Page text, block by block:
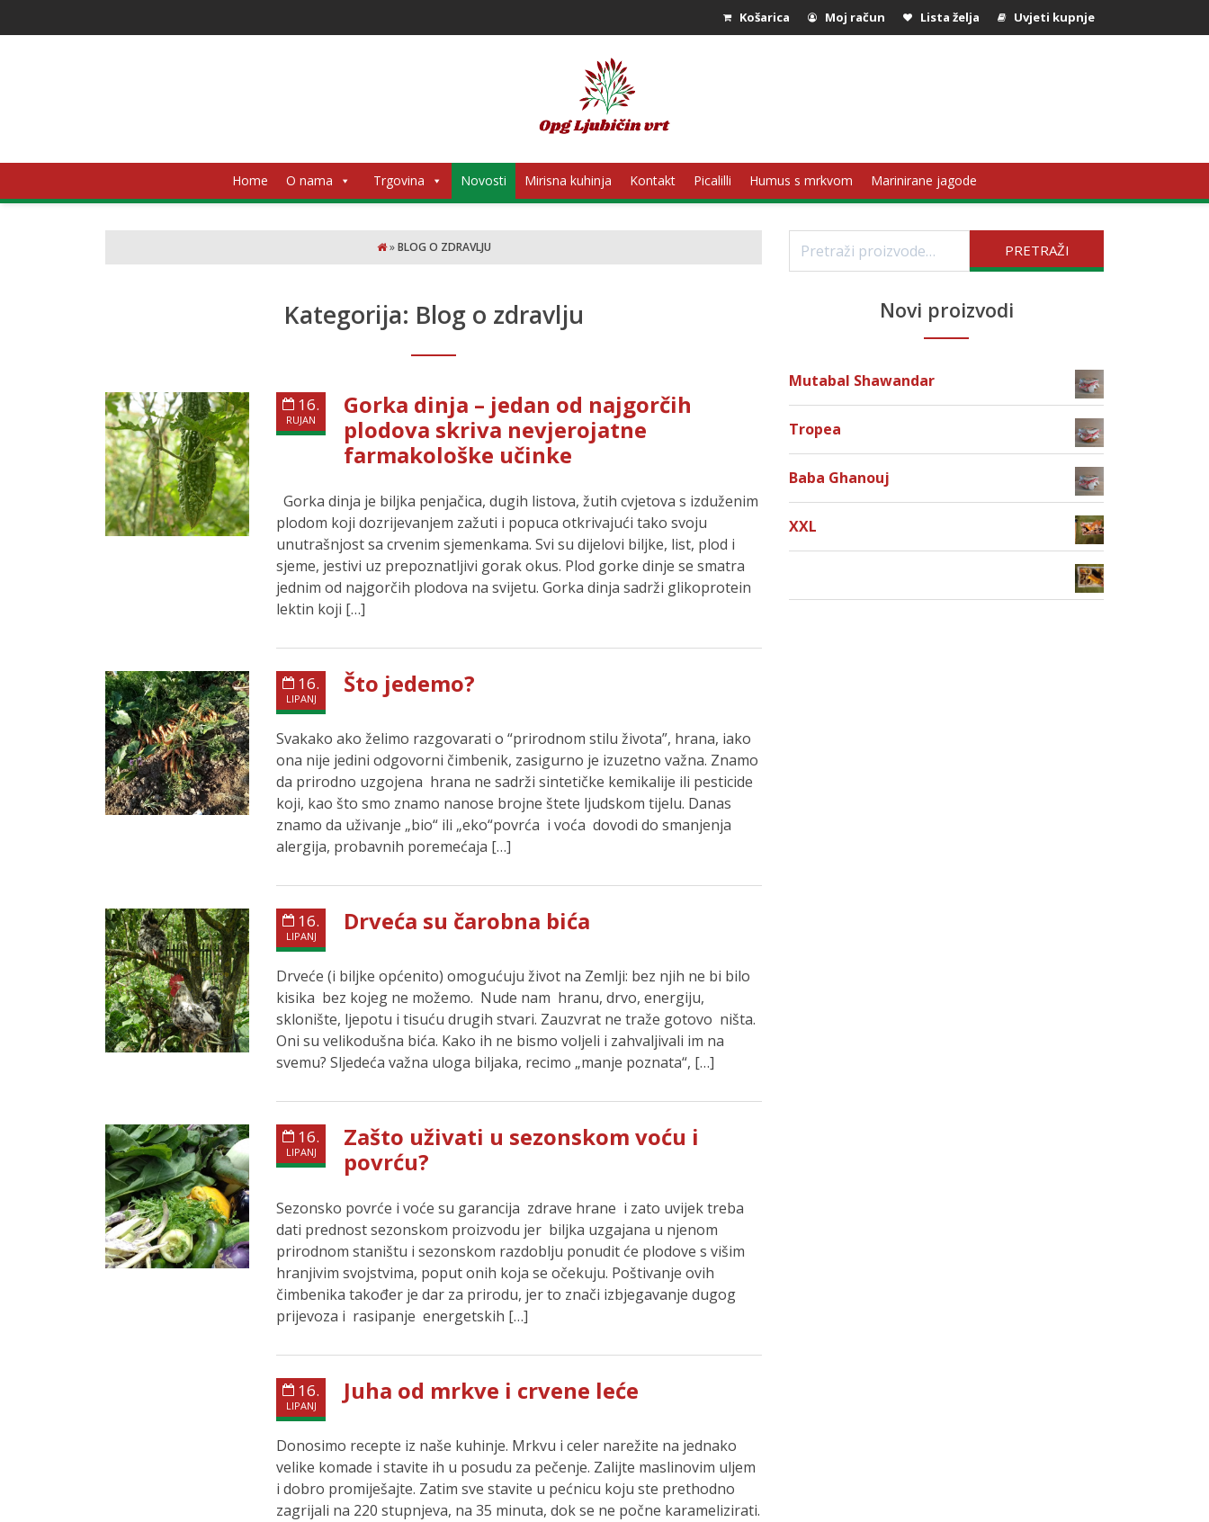
Košarica Moj račun Lista želja Uvjeti kupnje
Home O nama Trgovina Novosti Mirisna kuhinja Kontakt Picalilli Humus s mrkvom Marinirane jagode
»BLOG O ZDRAVLJU
Kategorija: Blog o zdravlju
Gorka dinja – jedan od najgorčih
plodova skriva nevjerojatne
farmakološke učinke
16.
RUJAN
Gorka dinja je biljka penjačica, dugih listova, žutih cvjetova s izduženim
plodom koji dozrijevanjem zažuti i popuca otkrivajući tako svoju
unutrašnjost sa crvenim sjemenkama. Svi su dijelovi biljke, list, plod i
sjeme, jestivi uz prepoznatljivi gorak okus. Plod gorke dinje se smatra
jednim od najgorčih plodova na svijetu. Gorka dinja sadrži glikoprotein
lektin koji […]
Što jedemo?
16.
LIPANJ
Svakako ako želimo razgovarati o “prirodnom stilu života”, hrana, iako
ona nije jedini odgovorni čimbenik, zasigurno je izuzetno važna. Znamo
da prirodno uzgojena hrana ne sadrži sintetičke kemikalije ili pesticide
koji, kao što smo znamo nanose brojne štete ljudskom tijelu. Danas
znamo da uživanje „bio“ ili „eko“povrća i voća dovodi do smanjenja
alergija, probavnih poremećaja […]
Drveća su čarobna bića
16.
LIPANJ
Drveće (i biljke općenito) omogućuju život na Zemlji: bez njih ne bi bilo
kisika bez kojeg ne možemo. Nude nam hranu, drvo, energiju,
sklonište, ljepotu i tisuću drugih stvari. Zauzvrat ne traže gotovo ništa.
Oni su velikodušna bića. Kako ih ne bismo voljeli i zahvaljivali im na
svemu? Sljedeća važna uloga biljaka, recimo „manje poznata“, […]
Zašto uživati u sezonskom voću i
povrću?
16.
LIPANJ
Sezonsko povrće i voće su garancija zdrave hrane i zato uvijek treba
dati prednost sezonskom proizvodu jer biljka uzgajana u njenom
prirodnom staništu i sezonskom razdoblju ponudit će plodove s višim
hranjivim svojstvima, poput onih koja se očekuju. Poštivanje ovih
čimbenika također je dar za prirodu, jer to znači izbjegavanje dugog
prijevoza i rasipanje energetskih […]
Juha od mrkve i crvene leće
16.
LIPANJ
Donosimo recepte iz naše kuhinje. Mrkvu i celer narežite na jednako
velike komade i stavite ih u posudu za pečenje. Zalijte maslinovim uljem
i dobro promiješajte. Zatim sve stavite u pećnicu koju ste prethodno
zagrijali na 220 stupnjeva, na 35 minuta, dok se ne počne karamelizirati.
PRETRAŽI
Novi proizvodi
Mutabal Shawandar
Tropea
Baba Ghanouj
XXL